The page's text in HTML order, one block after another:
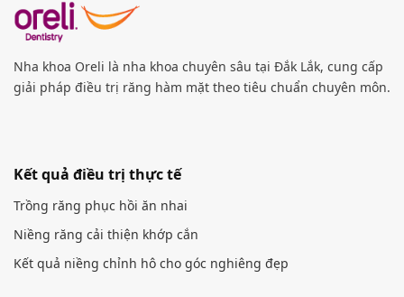
Nha khoa Oreli là nha khoa chuyên sâu tại Đắk Lắk, cung cấp
giải pháp điều trị răng hàm mặt theo tiêu chuẩn chuyên môn.
Kết quả điều trị thực tế
Trồng răng phục hồi ăn nhai
Niềng răng cải thiện khớp cắn
Kết quả niềng chỉnh hô cho góc nghiêng đẹp